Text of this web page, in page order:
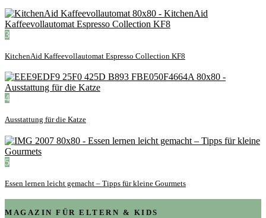
3
KitchenAid Kaffeevollautomat Espresso Collection KF8
4
Ausstattung für die Katze
5
Essen lernen leicht gemacht – Tipps für kleine Gourmets
MAGAZIN FÜR ELTERN & KIDS